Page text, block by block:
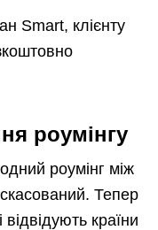
Smart, клієнту
роумінгу
роумінг між
Тепер
країни